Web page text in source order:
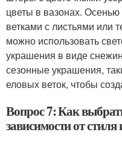
цветы в вазонах.
ветками с листьями или
можно использовать
украшения в виде
сезонные украшения,
еловых веток, чтобы
Вопрос 7: Как
зависимости от стиля